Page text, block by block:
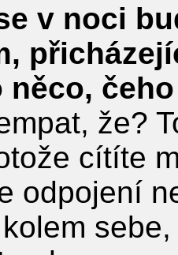
v noci
něco,
že?
cítíte
odpojení